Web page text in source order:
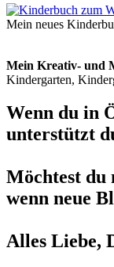
Mein neues
Mein Kreativ- und
Kindergarten,
Wenn du in
unterstützt
Möchtest du
wenn neue
Alles Liebe,